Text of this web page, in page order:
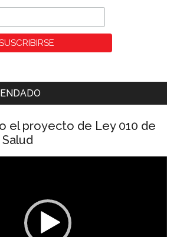
el proyecto de Ley 010 de